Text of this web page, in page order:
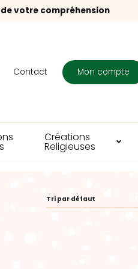
de votre compréhension
Contact Mon compte
Créations
Religieuses